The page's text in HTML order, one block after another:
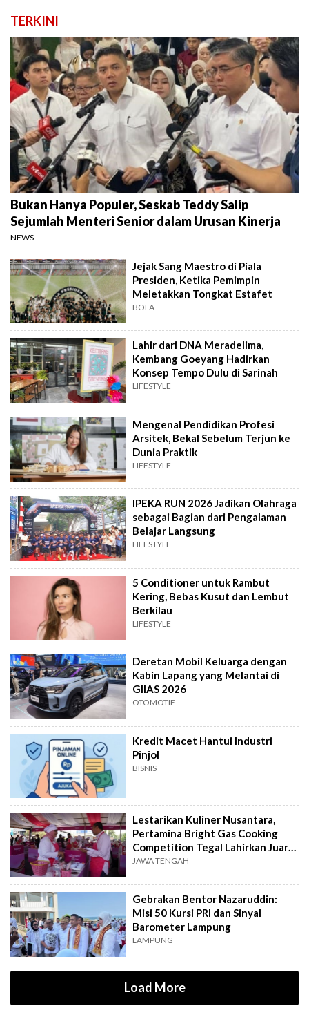
TERKINI
Bukan Hanya Populer, Seskab Teddy Salip
Sejumlah Menteri Senior dalam Urusan Kinerja
NEWS
Jejak Sang Maestro di Piala
Presiden, Ketika Pemimpin
Meletakkan Tongkat Estafet
BOLA
Lahir dari DNA Meradelima,
Kembang Goeyang Hadirkan
Konsep Tempo Dulu di Sarinah
LIFESTYLE
Mengenal Pendidikan Profesi
Arsitek, Bekal Sebelum Terjun ke
Dunia Praktik
LIFESTYLE
IPEKA RUN 2026 Jadikan Olahraga
sebagai Bagian dari Pengalaman
Belajar Langsung
LIFESTYLE
5 Conditioner untuk Rambut
Kering, Bebas Kusut dan Lembut
Berkilau
LIFESTYLE
Deretan Mobil Keluarga dengan
Kabin Lapang yang Melantai di
GIIAS 2026
OTOMOTIF
Kredit Macet Hantui Industri
Pinjol
BISNIS
Lestarikan Kuliner Nusantara,
Pertamina Bright Gas Cooking
Competition Tegal Lahirkan Juara
Baru
JAWA TENGAH
Gebrakan Bentor Nazaruddin:
Misi 50 Kursi PRI dan Sinyal
Barometer Lampung
LAMPUNG
Load More